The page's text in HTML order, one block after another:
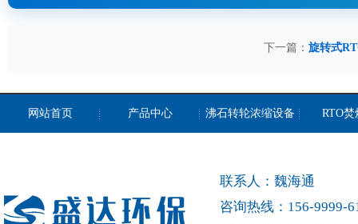
下一篇： 旋转式
网站首页 产品中心 沸石转轮浓缩设备 RTO焚
联系人：魏海通
咨询热线：156-9999-